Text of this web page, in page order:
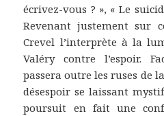
écrivez-vous ? », « Le
Revenant justement sur
Crevel l’interprète à la
Valéry contre l’espoir.
passera outre les ruses de
désespoir se laissant
poursuit en fait une